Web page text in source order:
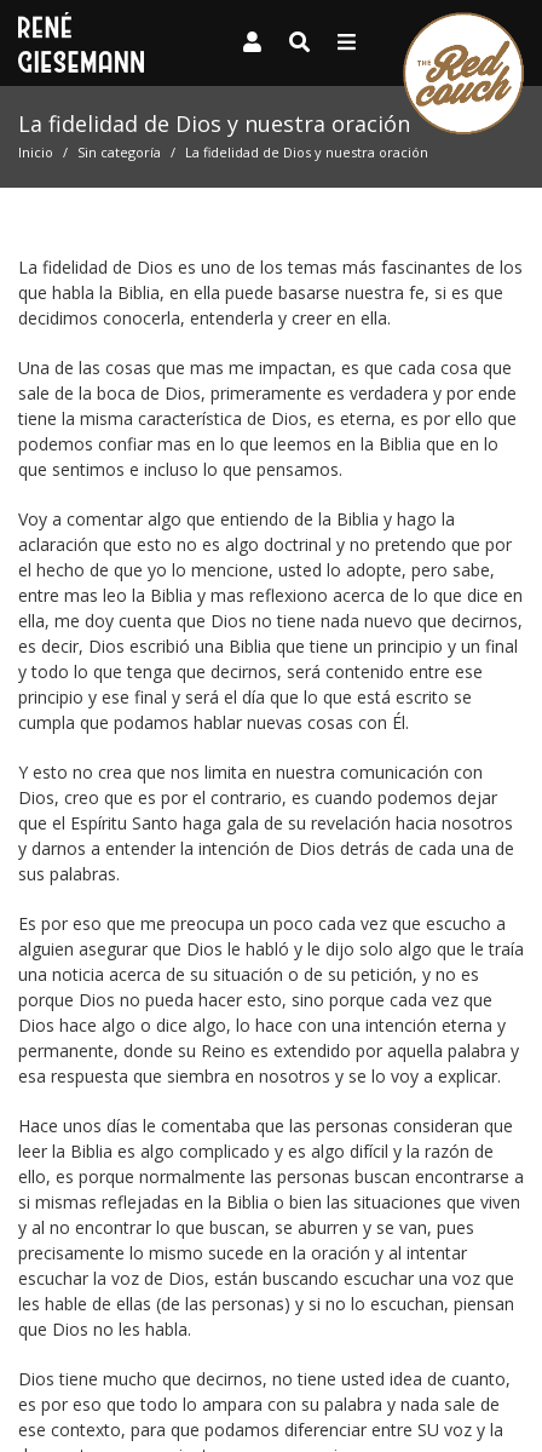
La fidelidad de Dios y nuestra oración
Inicio Sin categoría La fidelidad de Dios y nuestra oración
La fidelidad de Dios es uno de los temas más fascinantes de los
que habla la Biblia, en ella puede basarse nuestra fe, si es que
decidimos conocerla, entenderla y creer en ella.
Una de las cosas que mas me impactan, es que cada cosa que
sale de la boca de Dios, primeramente es verdadera y por ende
tiene la misma característica de Dios, es eterna, es por ello que
podemos confiar mas en lo que leemos en la Biblia que en lo
que sentimos e incluso lo que pensamos.
Voy a comentar algo que entiendo de la Biblia y hago la
aclaración que esto no es algo doctrinal y no pretendo que por
el hecho de que yo lo mencione, usted lo adopte, pero sabe,
entre mas leo la Biblia y mas reflexiono acerca de lo que dice en
ella, me doy cuenta que Dios no tiene nada nuevo que decirnos,
es decir, Dios escribió una Biblia que tiene un principio y un final
y todo lo que tenga que decirnos, será contenido entre ese
principio y ese final y será el día que lo que está escrito se
cumpla que podamos hablar nuevas cosas con Él.
Y esto no crea que nos limita en nuestra comunicación con
Dios, creo que es por el contrario, es cuando podemos dejar
que el Espíritu Santo haga gala de su revelación hacia nosotros
y darnos a entender la intención de Dios detrás de cada una de
sus palabras.
Es por eso que me preocupa un poco cada vez que escucho a
alguien asegurar que Dios le habló y le dijo solo algo que le traía
una noticia acerca de su situación o de su petición, y no es
porque Dios no pueda hacer esto, sino porque cada vez que
Dios hace algo o dice algo, lo hace con una intención eterna y
permanente, donde su Reino es extendido por aquella palabra y
esa respuesta que siembra en nosotros y se lo voy a explicar.
Hace unos días le comentaba que las personas consideran que
leer la Biblia es algo complicado y es algo difícil y la razón de
ello, es porque normalmente las personas buscan encontrarse a
si mismas reflejadas en la Biblia o bien las situaciones que viven
y al no encontrar lo que buscan, se aburren y se van, pues
precisamente lo mismo sucede en la oración y al intentar
escuchar la voz de Dios, están buscando escuchar una voz que
les hable de ellas (de las personas) y si no lo escuchan, piensan
que Dios no les habla.
Dios tiene mucho que decirnos, no tiene usted idea de cuanto,
es por eso que todo lo ampara con su palabra y nada sale de
ese contexto, para que podamos diferenciar entre SU voz y la